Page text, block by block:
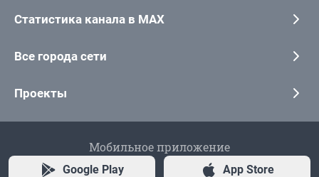
Статистика канала в MAX
Все города сети
Проекты
Мобильное приложение
Google Play App Store